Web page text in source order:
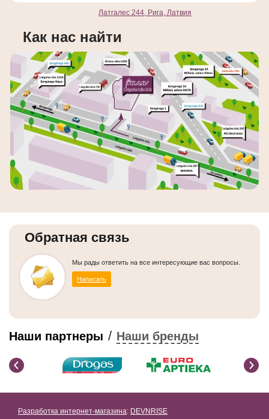
Латгалес 244, Рига, Латвия
Как нас найти
Наши партнеры / Наши бренды
Обратная связь
Мы рады ответить на все интересующие вас вопросы.
Написать
Разработка интернет-магазина: DEVNRISE